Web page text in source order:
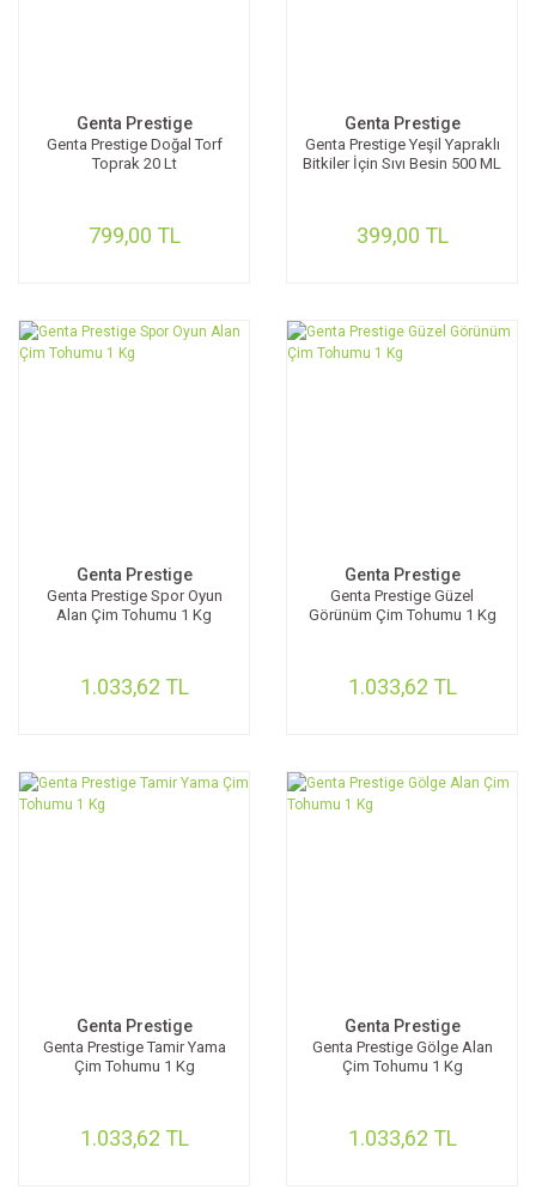
Genta Prestige
Genta Prestige Doğal Torf
Toprak 20 Lt
799,00 TL
Genta Prestige
Genta Prestige Yeşil Yapraklı
Bitkiler İçin Sıvı Besin 500 ML
399,00 TL
Genta Prestige
Genta Prestige Spor Oyun
Alan Çim Tohumu 1 Kg
1.033,62 TL
Genta Prestige
Genta Prestige Güzel
Görünüm Çim Tohumu 1 Kg
1.033,62 TL
Genta Prestige
Genta Prestige Tamir Yama
Çim Tohumu 1 Kg
1.033,62 TL
Genta Prestige
Genta Prestige Gölge Alan
Çim Tohumu 1 Kg
1.033,62 TL